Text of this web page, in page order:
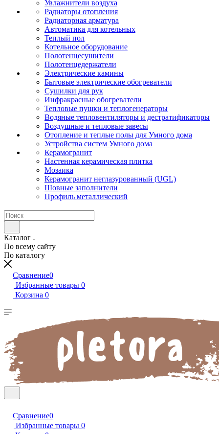
Увлажнители воздуха
Радиаторы отопления
Радиаторная арматура
Автоматика для котельных
Теплый пол
Котельное оборудование
Полотенцесушители
Полотенцедержатели
Электрические камины
Бытовые электрические обогреватели
Сушилки для рук
Инфракрасные обогреватели
Тепловые пушки и теплогенераторы
Водяные тепловентиляторы и дестратификаторы
Воздушные и тепловые завесы
Отопление и теплые полы для Умного дома
Устройства систем Умного дома
Керамогранит
Настенная керамическая плитка
Мозаика
Керамогранит неглазурованный (UGL)
Шовные заполнители
Профиль металлический
Каталог
По всему сайту
По каталогу
Сравнение0
Избранные товары 0
Корзина 0
Сравнение0
Избранные товары 0